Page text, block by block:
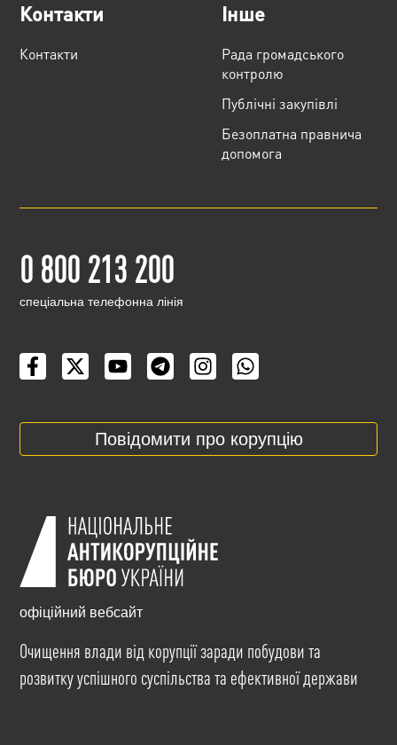
Контакти
Контакти
Інше
Рада громадського
контролю
Публічні закупівлі
Безоплатна правнича
допомога
0 800 213 200
cпеціальна телефонна лінія
Повідомити про корупцію
офіційний вебсайт
Очищення влади від корупції заради побудови та
розвитку успішного суспільства та ефективної держави